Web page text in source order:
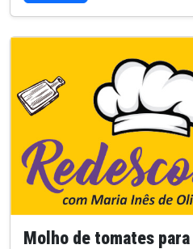
Molho de tomates